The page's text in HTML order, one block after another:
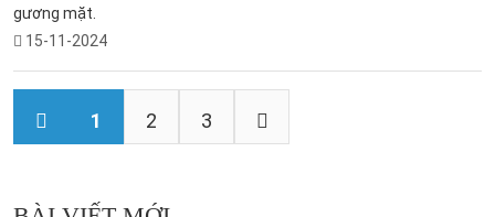
gương mặt.
15-11-2024
1 2 3